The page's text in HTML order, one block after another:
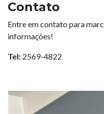
Contato
Entre em contato para
informações!
Tel: 2569-4822